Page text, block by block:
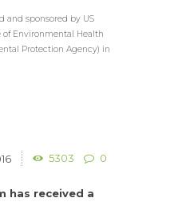
and sponsored by US
Environmental Health
Protection Agency) in
5303 0
has received a